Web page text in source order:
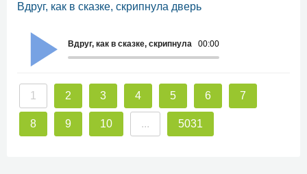
Вдруг, как в сказке, скрипнула дверь
00:00
Вдруг, как в сказке, скрипнула дверь
1 2 3 4 5 6 7
8 9 10 ... 5031